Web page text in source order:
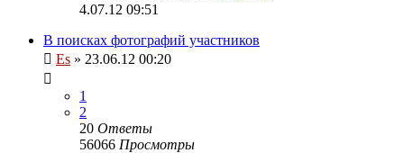
4.07.12 09:51
В поисках фотографий участников
Es » 23.06.12 00:20
1
2
20 Ответы
56066 Просмотры